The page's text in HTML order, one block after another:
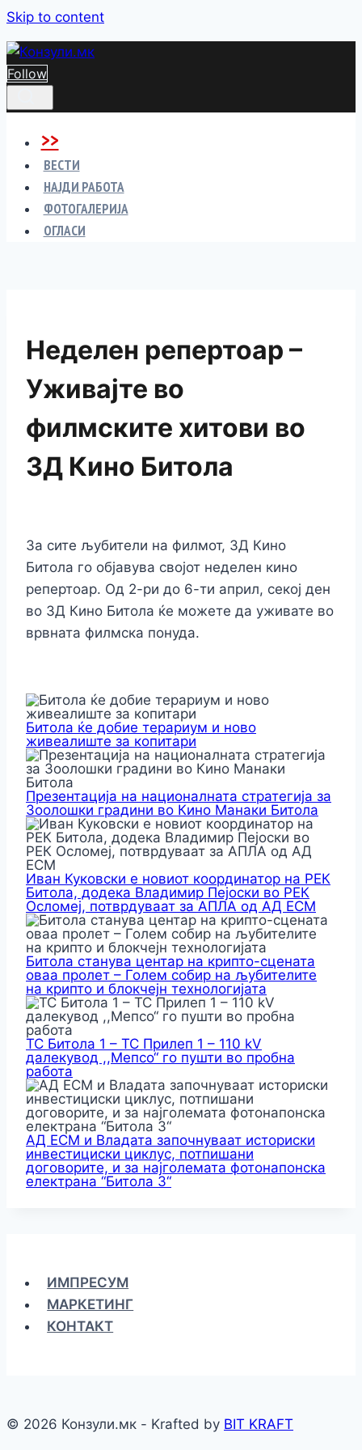
Skip to content
Follow
>>
ВЕСТИ
НАЈДИ РАБОТА
ФОТОГАЛЕРИЈА
ОГЛАСИ
Неделен репертоар –
Уживајте во
филмските хитови во
3Д Кино Битола
За сите љубители на филмот, 3Д Кино
Битола го објавува својот неделен кино
репертоар. Од 2-ри до 6-ти април, секој ден
во 3Д Кино Битола ќе можете да уживате во
врвната филмска понуда.
Битола ќе добие терариум и ново
живеалиште за копитари
Презентација на националната стратегија за
Зоолошки градини во Кино Манаки Битола
Иван Куковски е новиот координатор на РЕК
Битола, додека Владимир Пејоски во РЕК
Осломеј, потврдуваат за АПЛА од АД ЕСМ
Битола станува центар на крипто-сцената
оваа пролет – Голем собир на љубителите
на крипто и блокчејн технологијата
ТС Битола 1 – ТС Прилеп 1 – 110 kV
далекувод ,,Мепсо“ го пушти во пробна
работа
АД ЕСМ и Владата започнуваат историски
инвестициски циклус, потпишани
договорите, и за најголемата фотонапонска
електрана “Битола 3“
ИМПРЕСУМ
МАРКЕТИНГ
КОНТАКТ
© 2026 Конзули.мк - Krafted by BIT KRAFT